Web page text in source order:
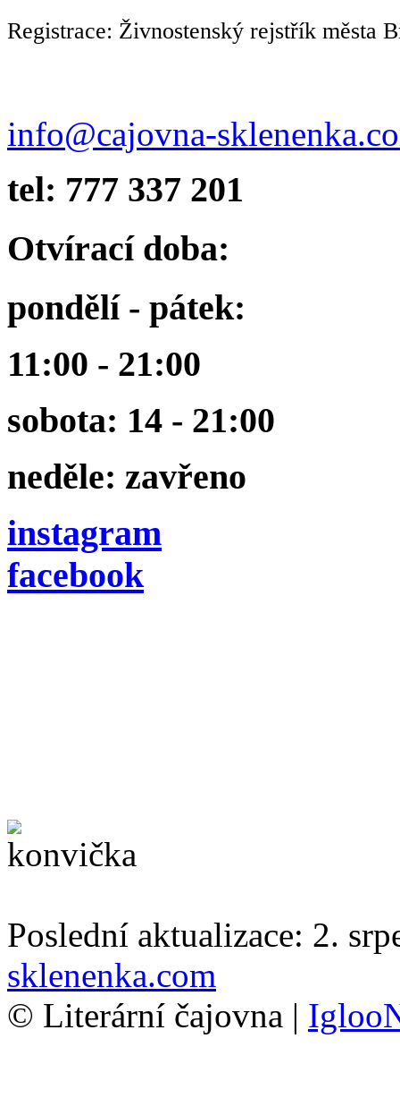
Registrace: Živnostenský rejstřík města
info@cajovna-
tel: 777 337 201
Otvírací doba:
pondělí - pátek:
11:00 - 21:00
sobota: 14 - 21:00
neděle: zavřeno
instagram
facebook
Poslední aktualizace: 2.
sklenenka.com
© Literární čajovna |